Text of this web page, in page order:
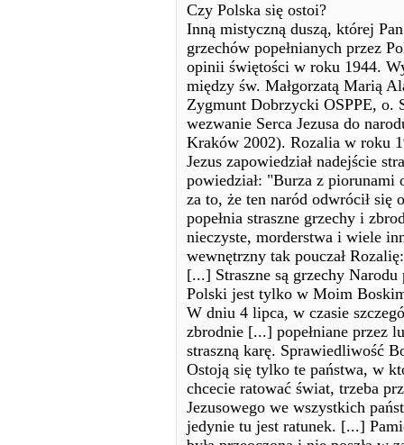
Czy Polska się ostoi?
Inną mistyczną duszą, której
grzechów popełnianych przez
opinii świętości w roku 1944.
między św. Małgorzatą Marią
Zygmunt Dobrzycki OSPPE, o.
wezwanie Serca Jezusa do
Kraków 2002). Rozalia w roku
Jezus zapowiedział nadejście
powiedział: "Burza z piorunami
za to, że ten naród odwrócił się
popełnia straszne grzechy i
nieczyste, morderstwa i wiele
wewnętrzny tak pouczał
[...] Straszne są grzechy
Polski jest tylko w Moim
W dniu 4 lipca, w czasie
zbrodnie [...] popełniane przez
straszną karę. Sprawiedliwość
Ostoją się tylko te państwa, w
chcecie ratować świat, trzeba
Jezusowego we wszystkich
jedynie tu jest ratunek. [...]